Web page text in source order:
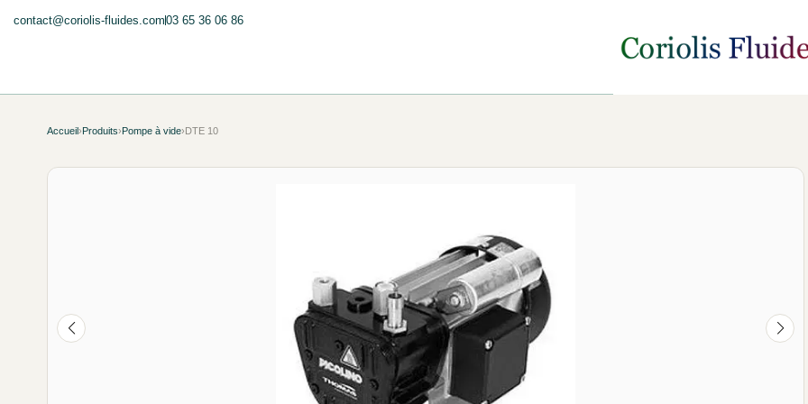
contact@coriolis-fluides.com03 65 36 06 86
Accueil›Produits›Pompe à vide›DTE 10